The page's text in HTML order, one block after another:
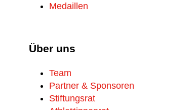
Medaillen
Über uns
Team
Partner & Sponsoren
Stiftungsrat